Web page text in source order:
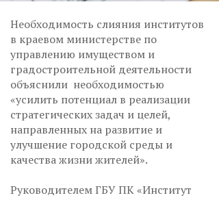
Необходимость слияния институтов
в краевом министерстве по
управлению имуществом и
градостроительной деятельности
объяснили необходимостью
«усилить потенциал в реализации
стратегических задач и целей,
направленных на развитие и
улучшение городской среды и
качества жизни жителей».
Руководителем ГБУ ПК «Институт